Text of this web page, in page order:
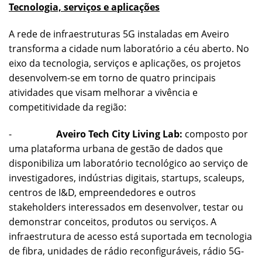
Tecnologia, serviços e aplicações
A rede de infraestruturas 5G instaladas em Aveiro
transforma a cidade num laboratório a céu aberto. No
eixo da tecnologia, serviços e aplicações, os projetos
desenvolvem-se em torno de quatro principais
atividades que visam melhorar a vivência e
competitividade da região:
- Aveiro Tech City Living Lab: composto por
uma plataforma urbana de gestão de dados que
disponibiliza um laboratório tecnológico ao serviço de
investigadores, indústrias digitais, startups, scaleups,
centros de I&D, empreendedores e outros
stakeholders interessados em desenvolver, testar ou
demonstrar conceitos, produtos ou serviços. A
infraestrutura de acesso está suportada em tecnologia
de fibra, unidades de rádio reconfiguráveis, rádio 5G-